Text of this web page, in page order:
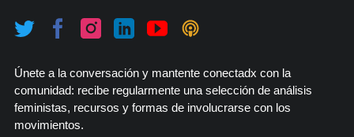
Únete a la conversación y mantente conectadx con la
comunidad: recibe regularmente una selección de análisis
feministas, recursos y formas de involucrarse con los
movimientos.